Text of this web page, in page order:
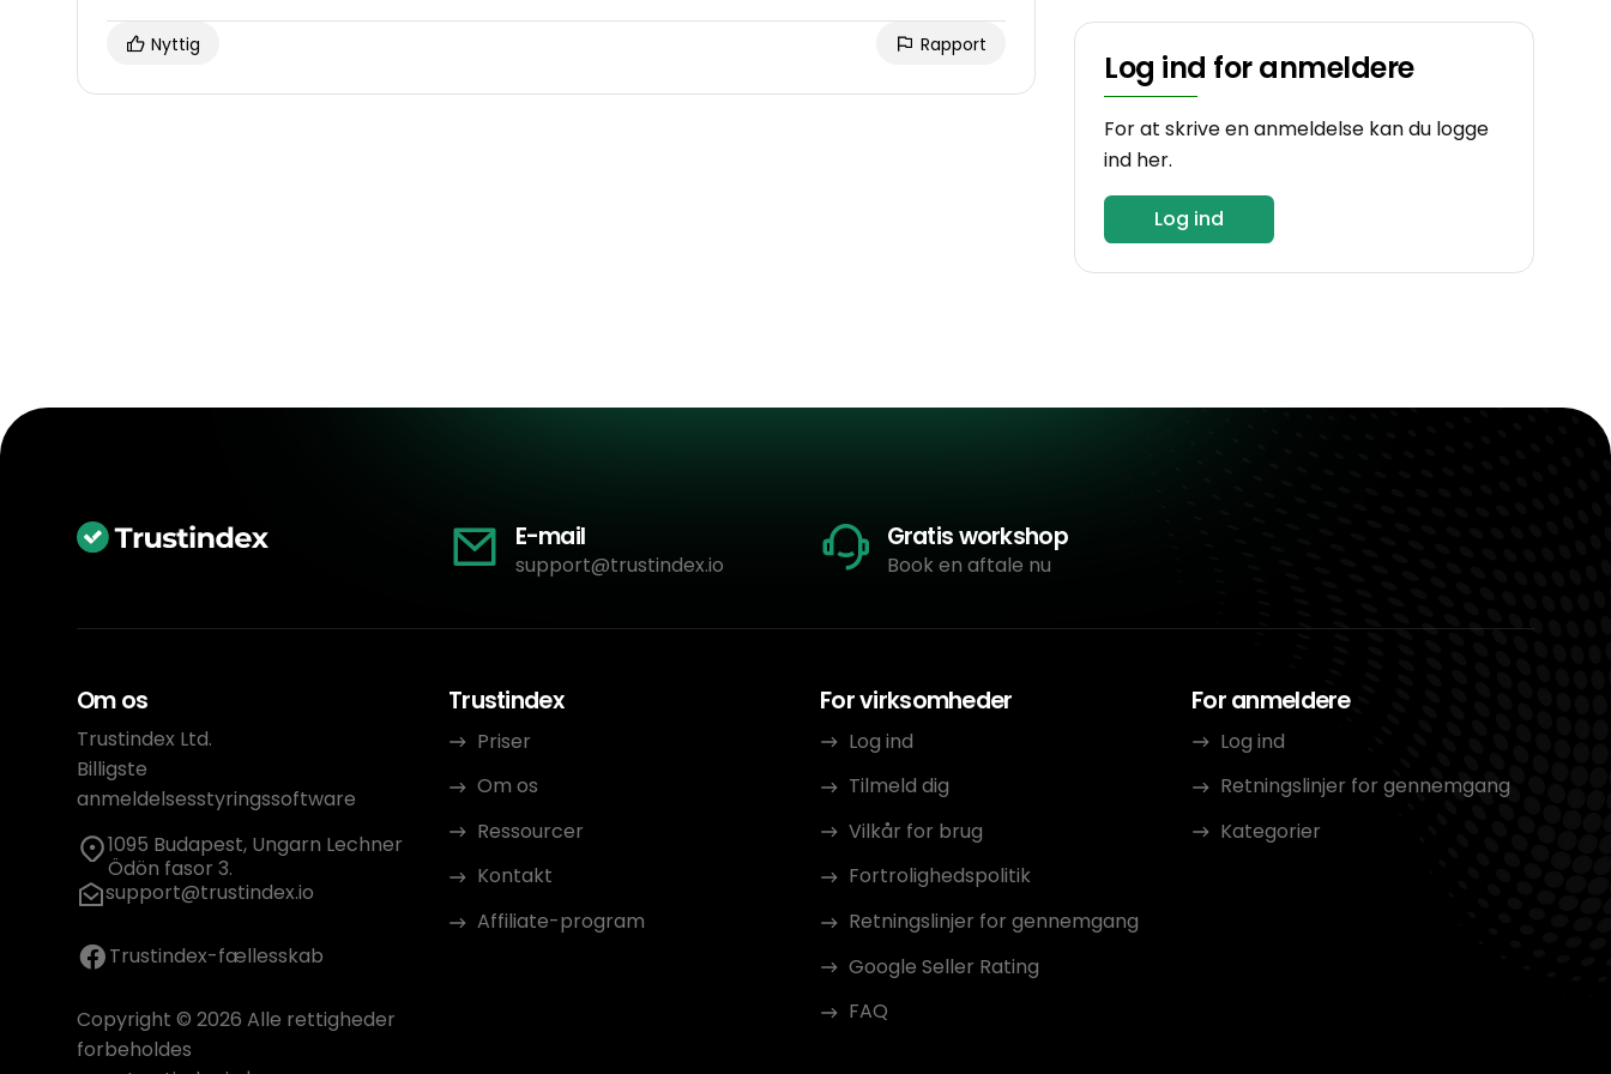
Nyttig Rapport
Log ind for anmeldere
For at skrive en anmeldelse kan du logge
ind her.
Log ind
E-mail
support@trustindex.io
Gratis workshop
Book en aftale nu
Om os
Trustindex Ltd.
Billigste
anmeldelsesstyringssoftware
1095 Budapest, Ungarn Lechner
Ödön fasor 3.
support@trustindex.io
Trustindex-fællesskab
Copyright © 2026 Alle rettigheder
forbeholdes
Trustindex
Priser
Om os
Ressourcer
Kontakt
Affiliate-program
For virksomheder
Log ind
Tilmeld dig
Vilkår for brug
Fortrolighedspolitik
Retningslinjer for gennemgang
Google Seller Rating
FAQ
For anmeldere
Log ind
Retningslinjer for gennemgang
Kategorier